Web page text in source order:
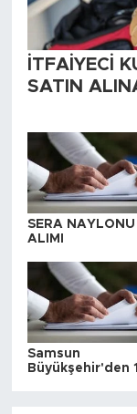
İTFAİYECİ
SATIN
SERA NAYLONU
ALIMI
Samsun
Büyükşehir'den